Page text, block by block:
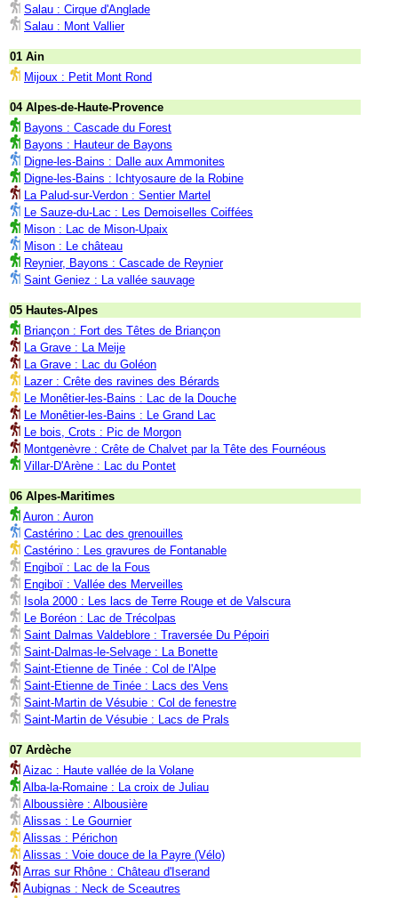
Salau : Cirque d'Anglade
Salau : Mont Vallier
01 Ain
Mijoux : Petit Mont Rond
04 Alpes-de-Haute-Provence
Bayons : Cascade du Forest
Bayons : Hauteur de Bayons
Digne-les-Bains : Dalle aux Ammonites
Digne-les-Bains : Ichtyosaure de la Robine
La Palud-sur-Verdon : Sentier Martel
Le Sauze-du-Lac : Les Demoiselles Coiffées
Mison : Lac de Mison-Upaix
Mison : Le château
Reynier, Bayons : Cascade de Reynier
Saint Geniez : La vallée sauvage
05 Hautes-Alpes
Briançon : Fort des Têtes de Briançon
La Grave : La Meije
La Grave : Lac du Goléon
Lazer : Crête des ravines des Bérards
Le Monêtier-les-Bains : Lac de la Douche
Le Monêtier-les-Bains : Le Grand Lac
Le bois, Crots : Pic de Morgon
Montgenèvre : Crête de Chalvet par la Tête des Fournéous
Villar-D'Arène : Lac du Pontet
06 Alpes-Maritimes
Auron : Auron
Castérino : Lac des grenouilles
Castérino : Les gravures de Fontanable
Engiboï : Lac de la Fous
Engiboï : Vallée des Merveilles
Isola 2000 : Les lacs de Terre Rouge et de Valscura
Le Boréon : Lac de Trécolpas
Saint Dalmas Valdeblore : Traversée Du Pépoiri
Saint-Dalmas-le-Selvage : La Bonette
Saint-Etienne de Tinée : Col de l'Alpe
Saint-Etienne de Tinée : Lacs des Vens
Saint-Martin de Vésubie : Col de fenestre
Saint-Martin de Vésubie : Lacs de Prals
07 Ardèche
Aizac : Haute vallée de la Volane
Alba-la-Romaine : La croix de Juliau
Alboussière : Albousière
Alissas : Le Gournier
Alissas : Périchon
Alissas : Voie douce de la Payre (Vélo)
Arras sur Rhône : Château d'Iserand
Aubignas : Neck de Sceautres